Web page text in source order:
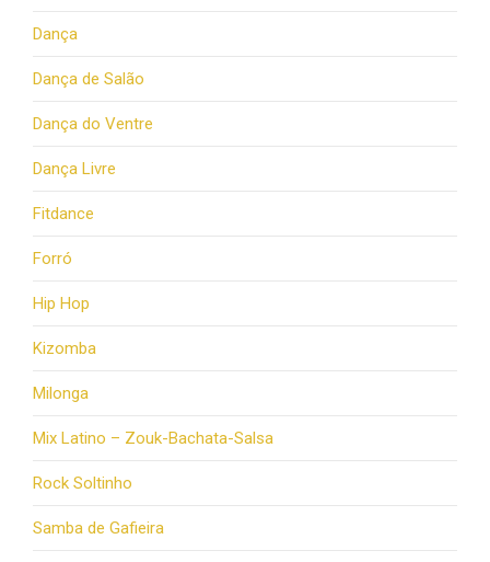
Dança
Dança de Salão
Dança do Ventre
Dança Livre
Fitdance
Forró
Hip Hop
Kizomba
Milonga
Mix Latino – Zouk-Bachata-Salsa
Rock Soltinho
Samba de Gafieira